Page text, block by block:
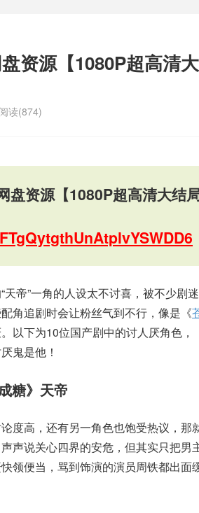
资源【1080P超高清
阅读(874)
盘资源【1080P超高清大结
帝”一角的人设太不讨喜，被不少剧
角追剧时会让粉丝气到不行，像是《
以下为10位国产剧中的讨人厌角色，
鬼是他！
糖》天帝
度高，还有另一角色也饱受热议，那
声说关心四界的安危，但其实只把男
领便当，骂到饰演的演员周铁都出面